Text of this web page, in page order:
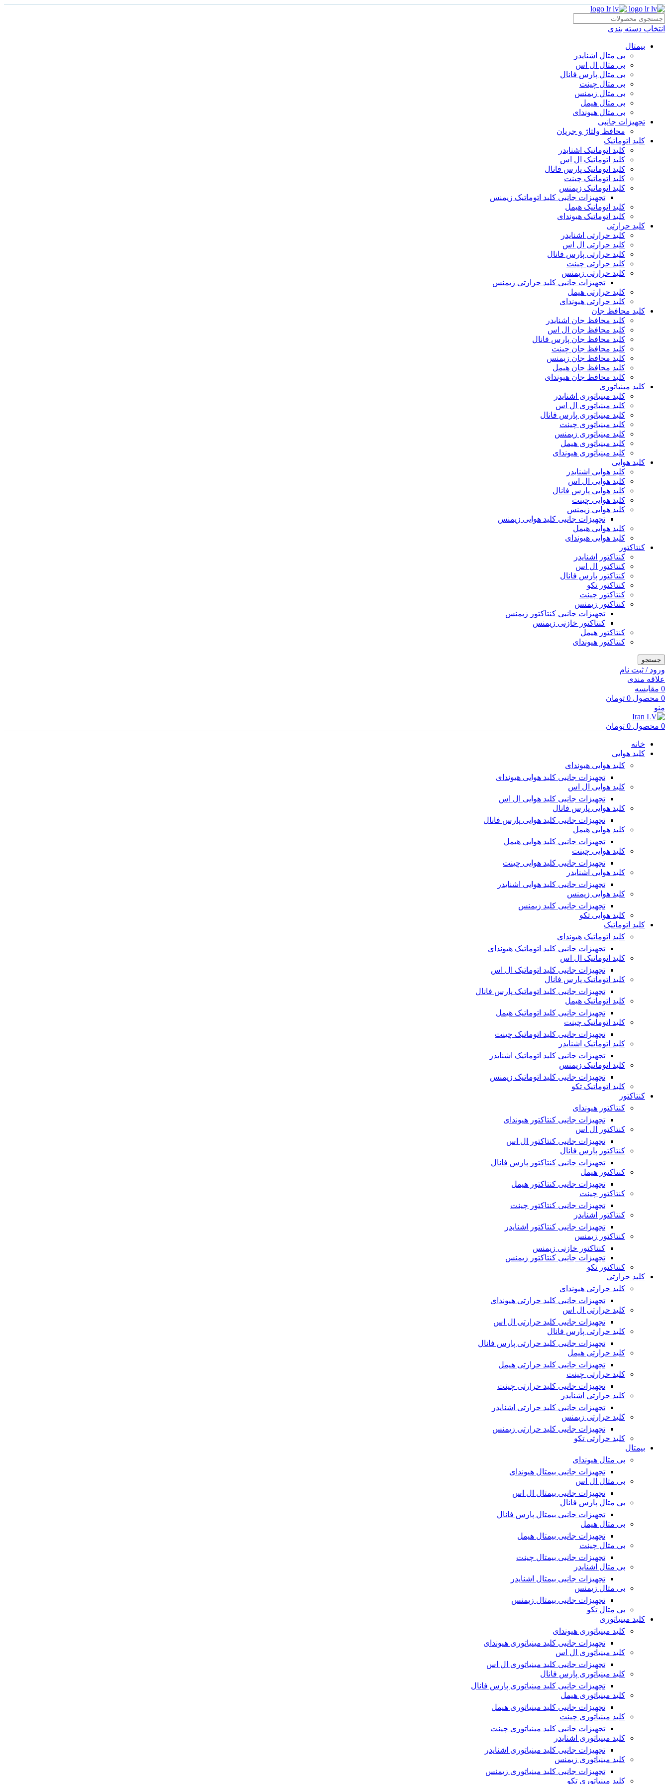
انتخاب دسته بندی
بیمتال
بی متال اشنایدر
بی متال ال اس
بی متال پارس فانال
بی متال چینت
بی متال زیمنس
بی متال هیمل
بی متال هیوندای
تجهیزات جانبی
محافظ ولتاژ و‌ جریان
کلید اتوماتیک
کلید اتوماتیک اشنایدر
کلید اتوماتیک ال اس
کلید اتوماتیک پارس فانال
کلید اتوماتیک چینت
کلید اتوماتیک زیمنس
تجهیزات جانبی کلید اتوماتیک زیمنس
کلید اتوماتیک هیمل
کلید اتوماتیک هیوندای
کلید حرارتی
کلید حرارتی اشنایدر
کلید حرارتی ال اس
کلید حرارتی پارس فانال
کلید حرارتی چینت
کلید حرارتی زیمنس
تجهیزات جانبی کلید حرارتی زیمنس
کلید حرارتی هیمل
کلید حرارتی هیوندای
کلید محافظ جان
کلید محافظ جان اشنایدر
کلید محافظ جان ال اس
کلید محافظ جان پارس فانال
کلید محافظ جان چینت
کلید محافظ جان زیمنس
کلید محافظ جان هیمل
کلید محافظ جان هیوندای
کلید مینیاتوری
کلید مینیاتوری اشنایدر
کلید مینیاتوری ال اس
کلید مینیاتوری پارس فانال
کلید مینیاتوری چینت
کلید مینیاتوری زیمنس
کلید مینیاتوری هیمل
کلید مینیاتوری هیوندای
کلید هوایی
کلید هوایی اشنایدر
کلید هوایی ال اس
کلید هوایی پارس فانال
کلید هوایی چینت
کلید هوایی زیمنس
تجهیزات جانبی کلید هوایی زیمنس
کلید هوایی هیمل
کلید هوایی هیوندای
کنتاکتور
کنتاکتور اشنایدر
کنتاکتور ال اس
کنتاکتور پارس فانال
کنتاکتور تکو
کنتاکتور چینت
کنتاکتور زیمنس
تجهیزات جانبی کنتاکتور زیمنس
کنتاکتور خازنی زیمنس
کنتاکتور هیمل
کنتاکتور هیوندای
جستجو
ورود / ثبت نام
علاقه مندی
0 مقایسه
0 محصول 0 تومان
منو
0 محصول 0 تومان
خانه
کلید هوایی
کلید هوایی هیوندای
تجهیزات جانبی کلید هوایی هیوندای
کلید هوایی ال اس
تجهیزات جانبی کلید هوایی ال اس
کلید هوایی پارس فانال
تجهیزات جانبی کلید هوایی پارس فانال
کلید هوایی هیمل
تجهیزات جانبی کلید هوایی هیمل
کلید هوایی چینت
تجهیزات جانبی کلید هوایی چینت
کلید هوایی اشنایدر
تجهیزات جانبی کلید هوایی اشنایدر
کلید هوایی زیمنس
تجهیزات جانبی کلید زیمنس
کلید هوایی تکو
کلید اتوماتیک
کلید اتوماتیک هیوندای
تجهیزات جانبی کلید اتوماتیک هیوندای
کلید اتوماتیک ال اس
تجهیزات جانبی کلید اتوماتیک ال اس
کلید اتوماتیک پارس فانال
تجهیزات جانبی کلید اتوماتیک پارس فانال
کلید اتوماتیک هیمل
تجهیزات جانبی کلید اتوماتیک هیمل
کلید اتوماتیک چینت
تجهیزات جانبی کلید اتوماتیک چینت
کلید اتوماتیک اشنایدر
تجهیزات جانبی کلید اتوماتیک اشنایدر
کلید اتوماتیک زیمنس
تجهیزات جانبی کلید اتوماتیک زیمنس
کلید اتوماتیک تکو
کنتاکتور
کنتاکتور هیوندای
تجهیزات جانبی کنتاکتور هیوندای
کنتاکتور ال اس
تجهیزات جانبی کنتاکتور ال اس
کنتاکتور پارس فانال
تجهیزات جانبی کنتاکتور پارس فانال
کنتاکتور هیمل
تجهیزات جانبی کنتاکتور هیمل
کنتاکتور چینت
تجهیزات جانبی کنتاکتور چینت
کنتاکتور اشنایدر
تجهیزات جانبی کنتاکتور اشنایدر
کنتاکتور زیمنس
کنتاکتور خازنی زیمنس
تجهیزات جانبی کنتاکتور زیمنس
کنتاکتور تکو
کلید حرارتی
کلید حرارتی هیوندای
تجهیزات جانبی کلید حرارتی هیوندای
کلید حرارتی ال اس
تجهیزات جانبی کلید حرارتی ال اس
کلید حرارتی پارس فانال
تجهیزات جانبی کلید حرارتی پارس فانال
کلید حرارتی هیمل
تجهیزات جانبی کلید حرارتی هیمل
کلید حرارتی چینت
تجهیزات جانبی کلید حرارتی چینت
کلید حرارتی اشنایدر
تجهیزات جانبی کلید حرارتی اشنایدر
کلید حرارتی زیمنس
تجهیزات جانبی کلید حرارتی زیمنس
کلید حرارتی تکو
بیمتال
بی متال هیوندای
تجهیزات جانبی بیمتال هیوندای
بی متال ال اس
تجهیزات جانبی بیمتال ال اس
بی متال پارس فانال
تجهیزات جانبی بیمتال پارس فانال
بی متال هیمل
تجهیزات جانبی بیمتال هیمل
بی متال چینت
تجهیزات جانبی بیمتال چینت
بی متال اشنایدر
تجهیزات جانبی بیمتال اشنایدر
بی متال زیمنس
تجهیزات جانبی بیمتال زیمنس
بی متال تکو
کلید مینیاتوری
کلید مینیاتوری هیوندای
تجهیزات جانبی کلید مینیاتوری هیوندای
کلید مینیاتوری ال اس
تجهیزات جانبی کلید مینیاتوری ال اس
کلید مینیاتوری پارس فانال
تجهیزات جانبی کلید مینیاتوری پارس فانال
کلید مینیاتوری هیمل
تجهیزات جانبی کلید مینیاتوری هیمل
کلید مینیاتوری چینت
تجهیزات جانبی کلید مینیاتوری چینت
کلید مینیاتوری اشنایدر
تجهیزات جانبی کلید مینیاتوری اشنایدر
کلید مینیاتوری زیمنس
تجهیزات جانبی کلید مینیاتوری زیمنس
کلید مینیاتوری تکو